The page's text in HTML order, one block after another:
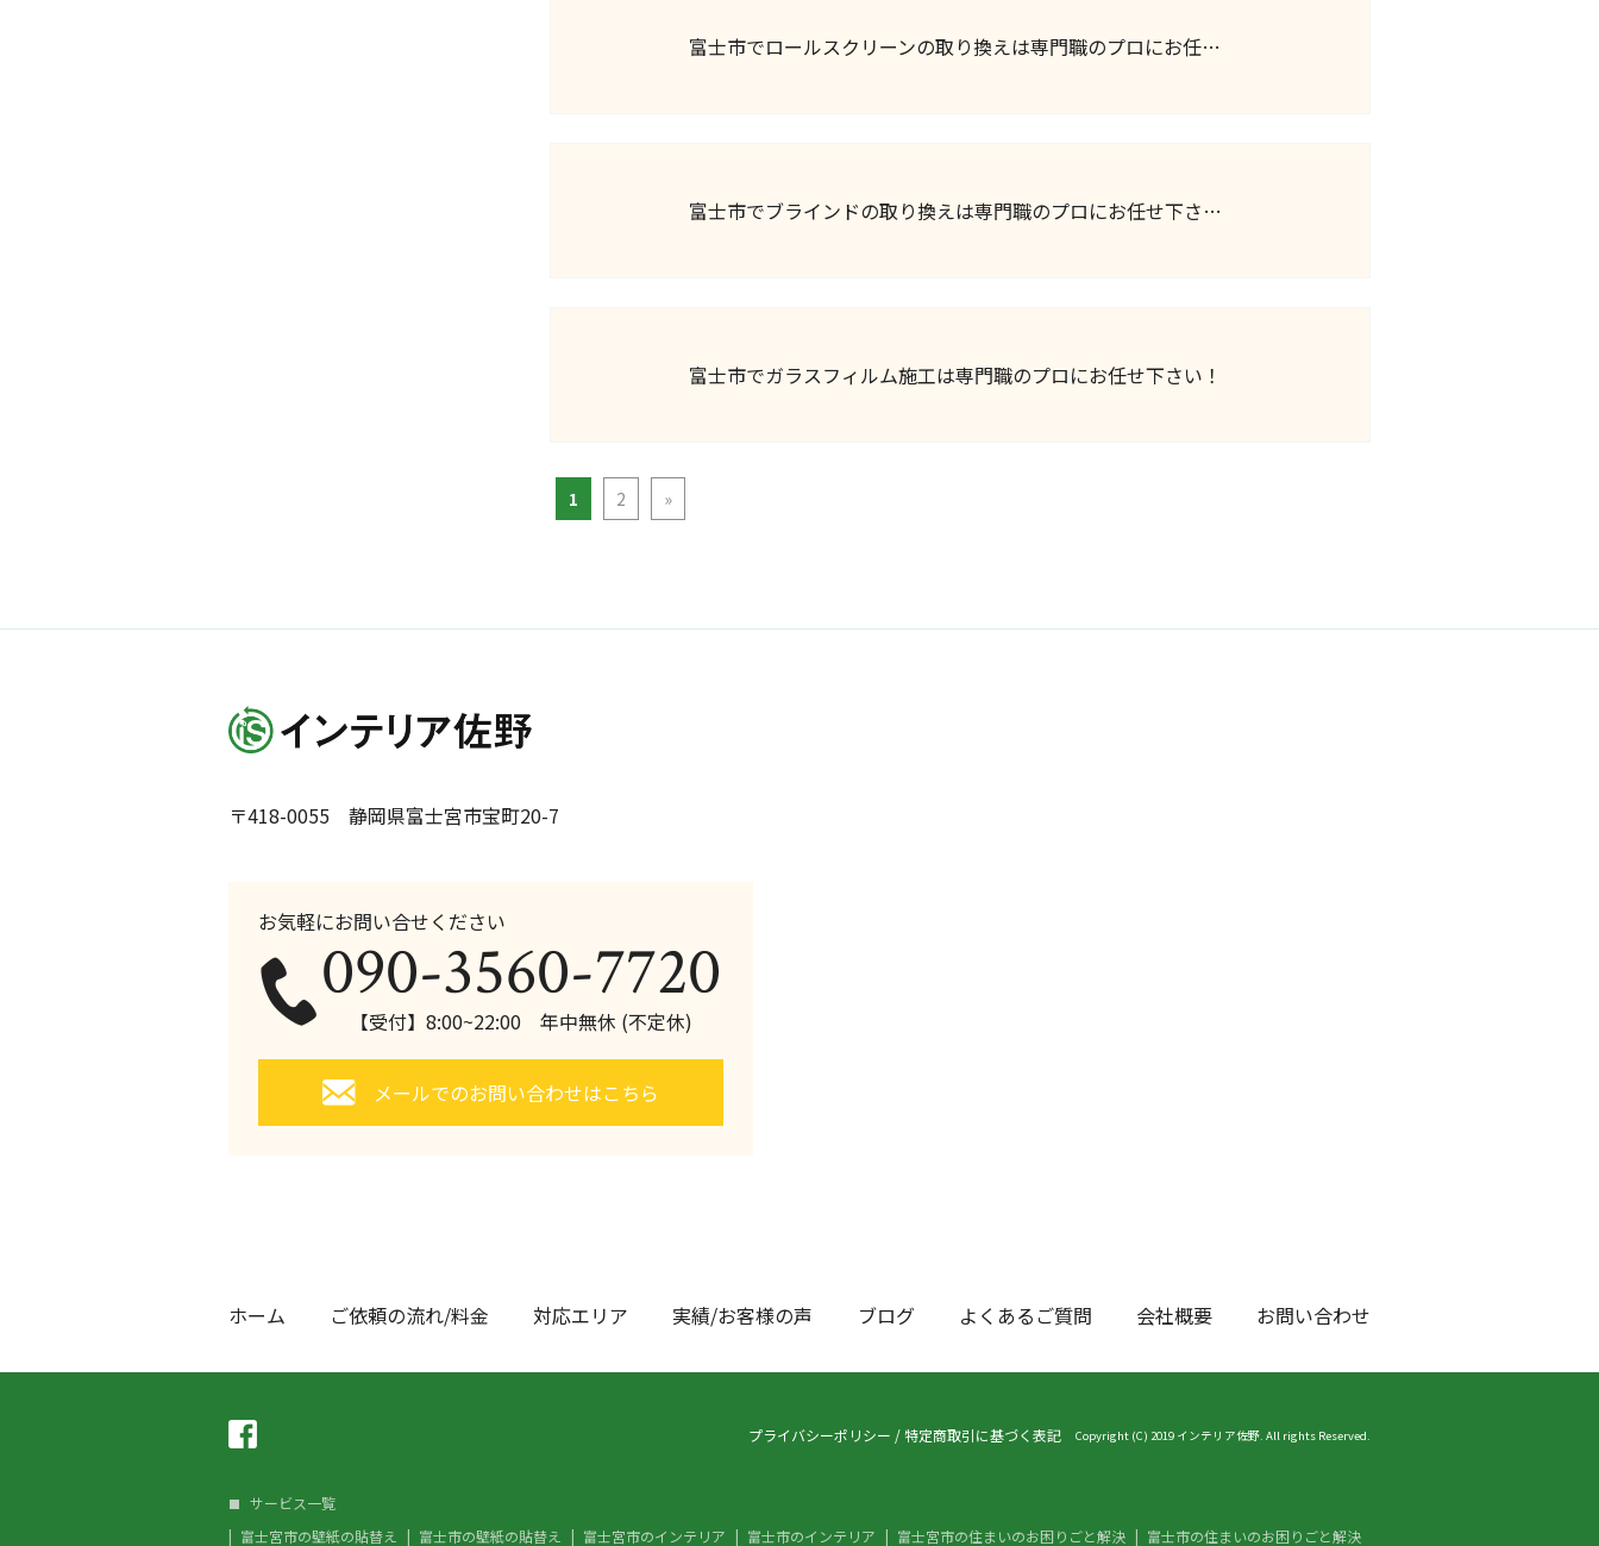
富士市でロールスクリーンの取り換えは専門職のプロにお任…
富士市でブラインドの取り換えは専門職のプロにお任せ下さ…
富士市でガラスフィルム施工は専門職のプロにお任せ下さい！
1 2 »
〒418-0055 静岡県富士宮市宝町20-7
お気軽にお問い合せください
090-3560-7720
【受付】8:00~22:00 年中無休 (不定休)
メールでのお問い合わせはこちら
ホーム ご依頼の流れ/料金 対応エリア 実績/お客様の声 ブログ よくあるご質問 会社概要 お問い合わせ
プライバシーポリシー /特定商取引に基づく表記 Copyright (C) 2019 インテリア佐野. All rights Reserved.
サービス一覧
富士宮市の壁紙の貼替え
富士市の壁紙の貼替え 富士宮市のインテリア 富士市のインテリア 富士宮市の住まいのお困りごと解決 富士市の住まいのお困りごと解決